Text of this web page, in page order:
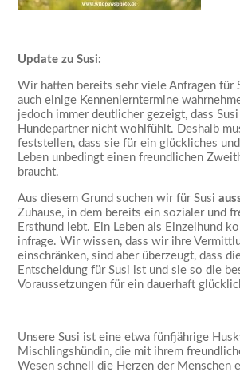
Update zu Susi:
Wir hatten bereits sehr viele Anfragen für
auch einige Kennenlerntermine
jedoch immer deutlicher gezeigt, dass
Hundepartner nicht wohlfühlt. Deshalb
feststellen, dass sie für ein glückliches
Leben unbedingt einen freundlichen
braucht.
Aus diesem Grund suchen wir für Susi
Zuhause, in dem bereits ein sozialer und
Ersthund lebt. Ein Leben als Einzelhund
infrage. Wir wissen, dass wir ihre
einschränken, sind aber überzeugt, dass
Entscheidung für Susi ist und sie so die
Voraussetzungen für ein dauerhaft
Unsere Susi ist eine etwa fünfjährige
Mischlingshündin, die mit ihrem
Wesen schnell die Herzen der Menschen